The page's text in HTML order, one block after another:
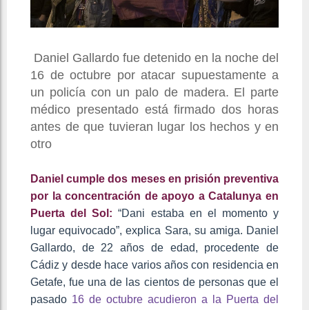
Daniel Gallardo fue detenido en la noche del
16 de octubre por atacar supuestamente a
un policía con un palo de madera. El parte
médico presentado está firmado dos horas
antes de que tuvieran lugar los hechos y en
otro
Daniel cumple dos meses en prisión preventiva
por la concentración de apoyo a Catalunya en
Puerta del Sol: “Dani estaba en el momento y
lugar equivocado”, explica Sara, su amiga. Daniel
Gallardo, de 22 años de edad, procedente de
Cádiz y desde hace varios años con residencia en
Getafe, fue una de las cientos de personas que el
pasado 16 de octubre acudieron a la Puerta del